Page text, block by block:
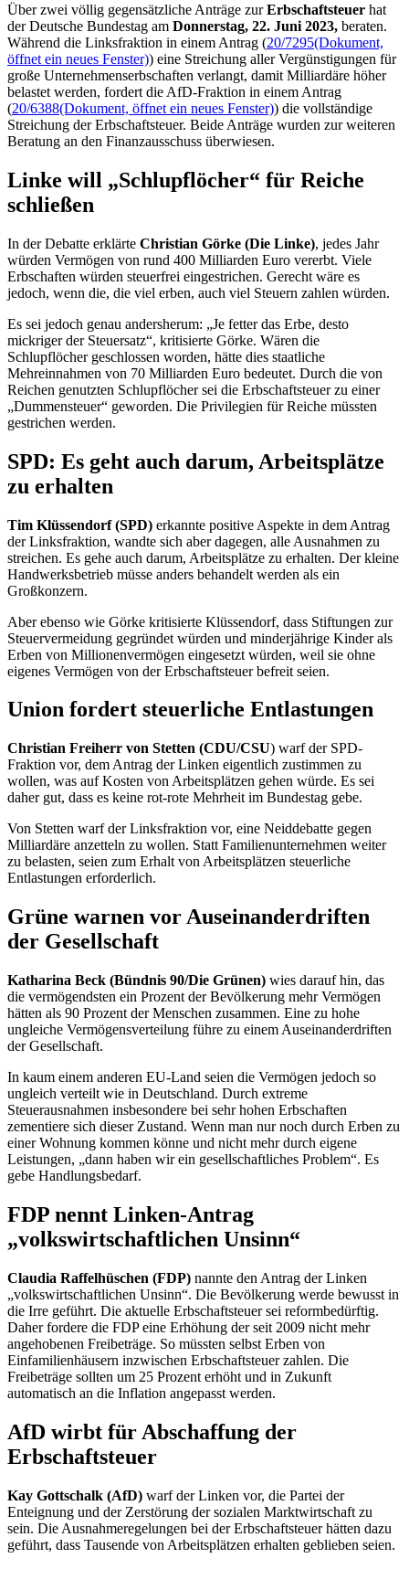
Über zwei völlig gegensätzliche Anträge zurErbschaftsteuer hat
der Deutsche Bundestag am Donnerstag, 22. Juni 2023, beraten.
Während die Linksfraktion in einem Antrag (20/7295(Dokument,
öffnet ein neues Fenster)) eine Streichung aller Vergünstigungen für
große Unternehmenserbschaften verlangt, damit Milliardäre höher
belastet werden, fordert die AfD-Fraktion in einem Antrag
(20/6388(Dokument, öffnet ein neues Fenster)) die vollständige
Streichung der Erbschaftsteuer. Beide Anträge wurden zur weiteren
Beratung an den Finanzausschuss überwiesen.
Linke will „Schlupflöcher“ für Reiche
schließen
In der Debatte erklärte Christian Görke (Die Linke), jedes Jahr
würden Vermögen von rund 400 Milliarden Euro vererbt. Viele
Erbschaften würden steuerfrei eingestrichen. Gerecht wäre es
jedoch, wenn die, die viel erben, auch viel Steuern zahlen würden.
Es sei jedoch genau andersherum: „Je fetter das Erbe, desto
mickriger der Steuersatz“, kritisierte Görke. Wären die
Schlupflöcher geschlossen worden, hätte dies staatliche
Mehreinnahmen von 70 Milliarden Euro bedeutet. Durch die von
Reichen genutzten Schlupflöcher sei die Erbschaftsteuer zu einer
„Dummensteuer“ geworden. Die Privilegien für Reiche müssten
gestrichen werden.
SPD: Es geht auch darum, Arbeitsplätze
zu erhalten
Tim Klüssendorf (SPD) erkannte positive Aspekte in dem Antrag
der Linksfraktion, wandte sich aber dagegen, alle Ausnahmen zu
streichen. Es gehe auch darum, Arbeitsplätze zu erhalten. Der kleine
Handwerksbetrieb müsse anders behandelt werden als ein
Großkonzern.
Aber ebenso wie Görke kritisierte Klüssendorf, dass Stiftungen zur
Steuervermeidung gegründet würden und minderjährige Kinder als
Erben von Millionenvermögen eingesetzt würden, weil sie ohne
eigenes Vermögen von der Erbschaftsteuer befreit seien.
Union fordert steuerliche Entlastungen
Christian Freiherr von Stetten (CDU/CSU) warf der SPD-
Fraktion vor, dem Antrag der Linken eigentlich zustimmen zu
wollen, was auf Kosten von Arbeitsplätzen gehen würde. Es sei
daher gut, dass es keine rot-rote Mehrheit im Bundestag gebe.
Von Stetten warf der Linksfraktion vor, eine Neiddebatte gegen
Milliardäre anzetteln zu wollen. Statt Familienunternehmen weiter
zu belasten, seien zum Erhalt von Arbeitsplätzen steuerliche
Entlastungen erforderlich.
Grüne warnen vor Auseinanderdriften
der Gesellschaft
Katharina Beck (Bündnis 90/Die Grünen) wies darauf hin, das
die vermögendsten ein Prozent der Bevölkerung mehr Vermögen
hätten als 90 Prozent der Menschen zusammen. Eine zu hohe
ungleiche Vermögensverteilung führe zu einem Auseinanderdriften
der Gesellschaft.
In kaum einem anderen EU-Land seien die Vermögen jedoch so
ungleich verteilt wie in Deutschland. Durch extreme
Steuerausnahmen insbesondere bei sehr hohen Erbschaften
zementiere sich dieser Zustand. Wenn man nur noch durch Erben zu
einer Wohnung kommen könne und nicht mehr durch eigene
Leistungen, „dann haben wir ein gesellschaftliches Problem“. Es
gebe Handlungsbedarf.
FDP nennt Linken-Antrag
„volkswirtschaftlichen Unsinn“
Claudia Raffelhüschen (FDP) nannte den Antrag der Linken
„volkswirtschaftlichen Unsinn“. Die Bevölkerung werde bewusst in
die Irre geführt. Die aktuelle Erbschaftsteuer sei reformbedürftig.
Daher fordere die FDP eine Erhöhung der seit 2009 nicht mehr
angehobenen Freibeträge. So müssten selbst Erben von
Einfamilienhäusern inzwischen Erbschaftsteuer zahlen. Die
Freibeträge sollten um 25 Prozent erhöht und in Zukunft
automatisch an die Inflation angepasst werden.
AfD wirbt für Abschaffung der
Erbschaftsteuer
Kay Gottschalk (AfD) warf der Linken vor, die Partei der
Enteignung und der Zerstörung der sozialen Marktwirtschaft zu
sein. Die Ausnahmeregelungen bei der Erbschaftsteuer hätten dazu
geführt, dass Tausende von Arbeitsplätzen erhalten geblieben seien.